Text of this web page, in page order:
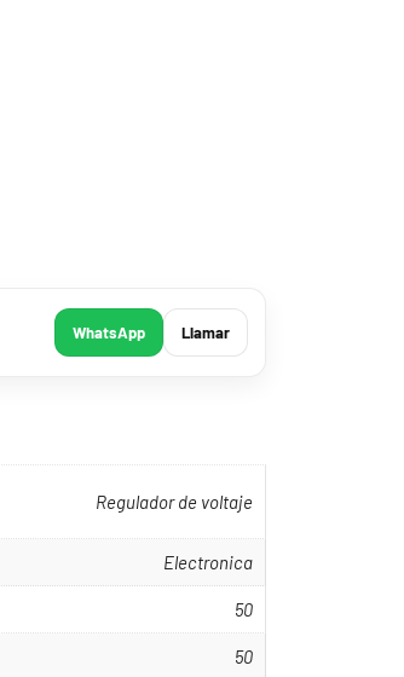
WhatsApp Llamar
Regulador de voltaje
Electronica
50
50